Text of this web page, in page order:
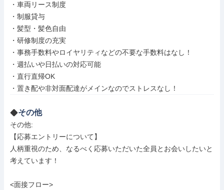
・車両リース制度
・制服貸与
・髪型・髪色自由
・研修制度の充実
・事務手数料やロイヤリティなどの不要な手数料はなし！
・週払いや日払いの対応可能
・直行直帰OK
・置き配や非対面配達がメインなのでストレスなし！
その他
その他:
【応募エントリーについて】
人柄重視のため、なるべく応募いただいた全員とお会いしたいと
考えています！
<面接フロー>